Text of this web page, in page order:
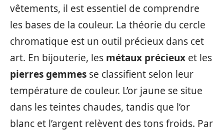
vêtements, il est essentiel de comprendre
les bases de la couleur. La théorie du cercle
chromatique est un outil précieux dans cet
art. En bijouterie, les métaux précieux et les
pierres gemmes se classifient selon leur
température de couleur. L’or jaune se situe
dans les teintes chaudes, tandis que l’or
blanc et l’argent relèvent des tons froids. Par